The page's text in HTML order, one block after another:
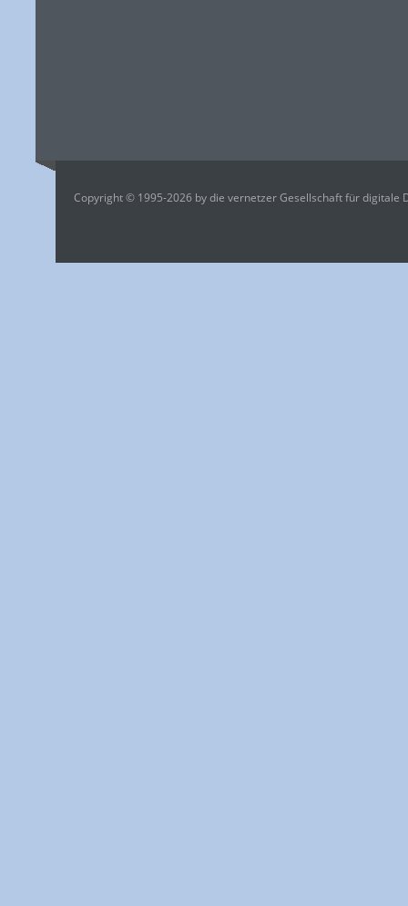
Copyright © 1995-2026 by die vernetzer Gesellschaft für digitale